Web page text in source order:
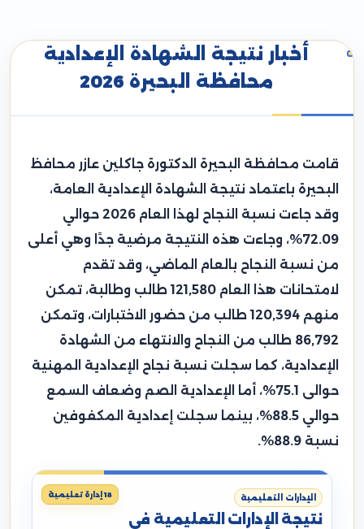
أخبار نتيجة الشهادة الإعدادية
محافظة البحيرة 2026
قامت محافظة البحيرة الدكتورة جاكلين عازر محافظ
البحيرة باعتماد نتيجة الشهادة الإعدادية العامة،
وقد جاءت نسبة النجاح لهذا العام 2026 حوالي
72.09%، وجاءت هذه النتيجة مرضية جدًا وهي أعلى
من نسبة النجاح بالعام الماضي، وقد تقدم
لامتحانات هذا العام 121,580 طالب وطالبة، تمكن
منهم 120,394 طالب من حضور الاختبارات، وتمكن
86,792 طالب من النجاح والانتهاء من الشهادة
الإعدادية، كما سجلت نسبة نجاح الإعدادية المهنية
حوالى 75.1%، أما الإعدادية الصم وضعاف السمع
حوالي 88.5%، بينما سجلت إعدادية المكفوفين
نسبة 88.9%.
الإدارات التعليمية
نتيجة الإدارات التعليمية في
18 إدارة تعليمية